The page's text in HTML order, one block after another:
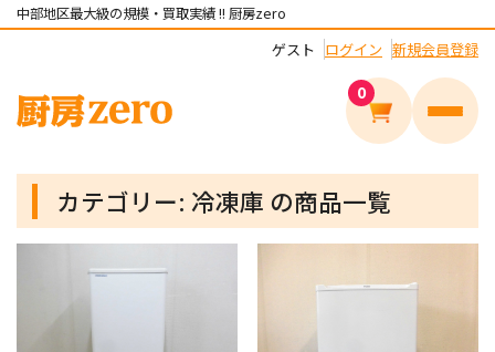
中部地区最大級の規模・買取実績 !! 厨房zero
ゲスト ログイン 新規会員登録
0
メニュ
カテゴリー: 冷凍庫 の商品一覧